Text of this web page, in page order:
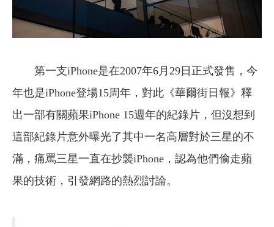
第一支iPhone是在2007年6月29日正式發售，今
年也是iPhone登場15周年，對此《華爾街日報》釋
出一部有關蘋果iPhone 15週年的紀錄片，但沒想到
這部紀錄片意外曝光了其中一名高層對於三星的不
滿，痛罵三星一直在抄襲iPhone，認為他們偷走蘋
果的技術，引發網路的熱烈討論。